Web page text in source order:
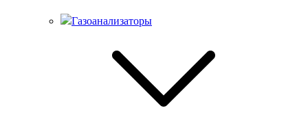
Газоанализаторы